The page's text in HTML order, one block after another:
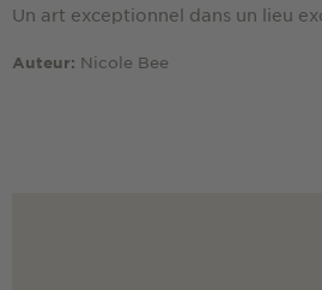
Un art exceptionnel dans un lieu
Auteur: Nicole Bee